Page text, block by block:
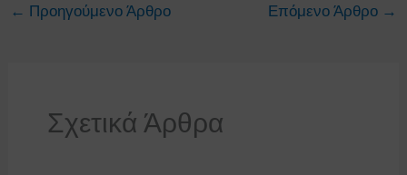
← Προηγούμενο Άρθρο Επόμενο Άρθρο →
Σχετικά Άρθρα